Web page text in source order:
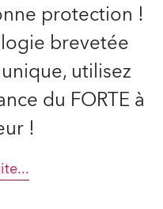
protection !
brevetée
utilisez
du FORTE à
!
...